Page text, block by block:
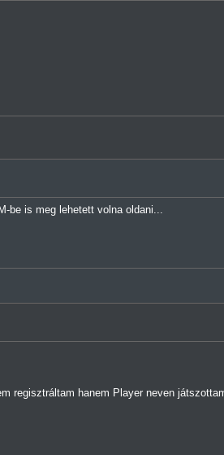
be is meg lehetett volna oldani...
regisztráltam hanem Player neven